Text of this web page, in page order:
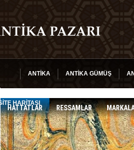
ANTIKA ANTIKA GÜMÜŞ
SITE HARITASI
HATTATLAR RESSAMLAR